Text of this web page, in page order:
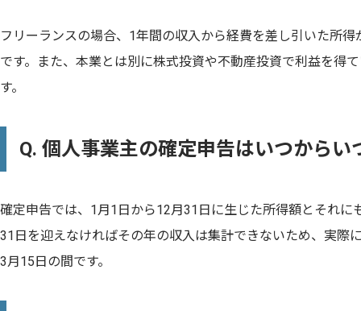
フリーランスの場合、1年間の収入から経費を差し引いた所
です。また、本業とは別に株式投資や不動産投資で利益を得
す。
Q. 個人事業主の確定申告はいつから
確定申告では、1月1日から12月31日に生じた所得額とそれに
31日を迎えなければその年の収入は集計できないため、実際
3月15日の間です。